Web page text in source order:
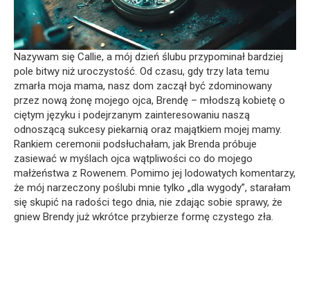
Nazywam się Callie, a mój dzień ślubu przypominał bardziej
pole bitwy niż uroczystość. Od czasu, gdy trzy lata temu
zmarła moja mama, nasz dom zaczął być zdominowany
przez nową żonę mojego ojca, Brendę – młodszą kobietę o
ciętym języku i podejrzanym zainteresowaniu naszą
odnoszącą sukcesy piekarnią oraz majątkiem mojej mamy.
Rankiem ceremonii podsłuchałam, jak Brenda próbuje
zasiewać w myślach ojca wątpliwości co do mojego
małżeństwa z Rowenem. Pomimo jej lodowatych komentarzy,
że mój narzeczony poślubi mnie tylko „dla wygody”, starałam
się skupić na radości tego dnia, nie zdając sobie sprawy, że
gniew Brendy już wkrótce przybierze formę czystego zła.